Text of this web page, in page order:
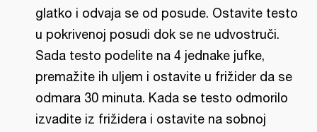
glatko i odvaja se od posude. Ostavite testo
u pokrivenoj posudi dok se ne udvostruči.
Sada testo podelite na 4 jednake jufke,
premažite ih uljem i ostavite u frižider da se
odmara 30 minuta. Kada se testo odmorilo
izvadite iz frižidera i ostavite na sobnoj